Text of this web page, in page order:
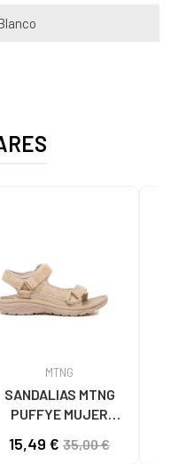
MTNG
SANDALIAS MTNG
PUFFYE MUJER
C60056 C60056 -
15,49 € 35,00 €